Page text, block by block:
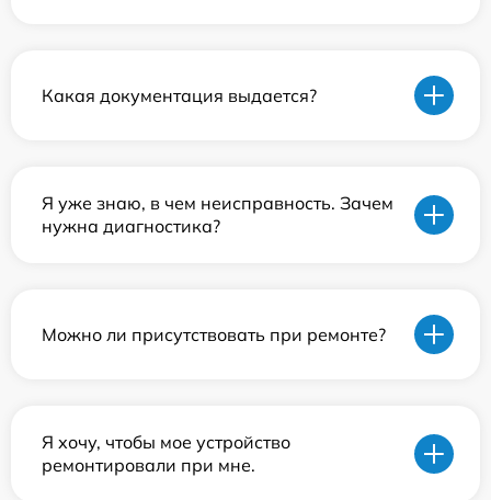
Какая документация выдается?
Я уже знаю, в чем неисправность. Зачем
нужна диагностика?
Можно ли присутствовать при ремонте?
Я хочу, чтобы мое устройство
ремонтировали при мне.